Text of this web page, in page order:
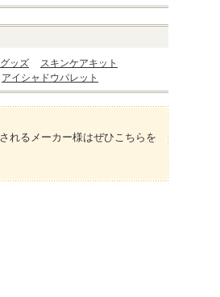
ッズ
スキンケアキット
アイシャドウパレット
れるメーカー様はぜひこちらを